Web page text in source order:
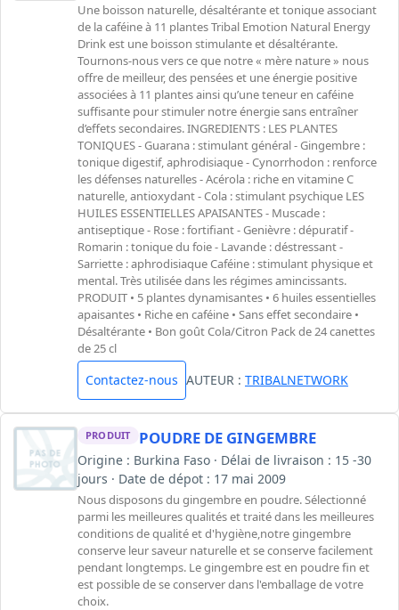
Une boisson naturelle, désaltérante et tonique associant
de la caféine à 11 plantes Tribal Emotion Natural Energy
Drink est une boisson stimulante et désaltérante.
Tournons-nous vers ce que notre « mère nature » nous
offre de meilleur, des pensées et une énergie positive
associées à 11 plantes ainsi qu’une teneur en caféine
suffisante pour stimuler notre énergie sans entraîner
d’effets secondaires. INGREDIENTS : LES PLANTES
TONIQUES - Guarana : stimulant général - Gingembre :
tonique digestif, aphrodisiaque - Cynorrhodon : renforce
les défenses naturelles - Acérola : riche en vitamine C
naturelle, antioxydant - Cola : stimulant psychique LES
HUILES ESSENTIELLES APAISANTES - Muscade :
antiseptique - Rose : fortifiant - Genièvre : dépuratif -
Romarin : tonique du foie - Lavande : déstressant -
Sarriette : aphrodisiaque Caféine : stimulant physique et
mental. Très utilisée dans les régimes amincissants.
PRODUIT • 5 plantes dynamisantes • 6 huiles essentielles
apaisantes • Riche en caféine • Sans effet secondaire •
Désaltérante • Bon goût Cola/Citron Pack de 24 canettes
de 25 cl
Contactez-nous AUTEUR : TRIBALNETWORK
PRODUIT POUDRE DE GINGEMBRE
Origine : Burkina Faso · Délai de livraison : 15 -30
jours · Date de dépot : 17 mai 2009
Nous disposons du gingembre en poudre. Sélectionné
parmi les meilleures qualités et traité dans les meilleures
conditions de qualité et d'hygiène,notre gingembre
conserve leur saveur naturelle et se conserve facilement
pendant longtemps. Le gingembre est en poudre fin et
est possible de se conserver dans l'emballage de votre
choix.